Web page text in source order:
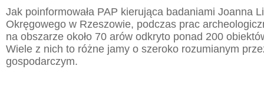
Jak poinformowała PAP kierująca badaniami Joanna
Okręgowego w Rzeszowie, podczas prac
na obszarze około 70 arów odkryto ponad 200
Wiele z nich to różne jamy o szeroko rozumianym
gospodarczym.